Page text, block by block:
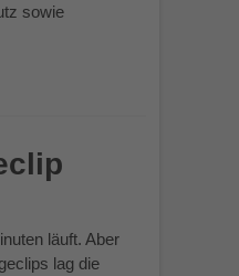
sowie
läuft. Aber
lag die